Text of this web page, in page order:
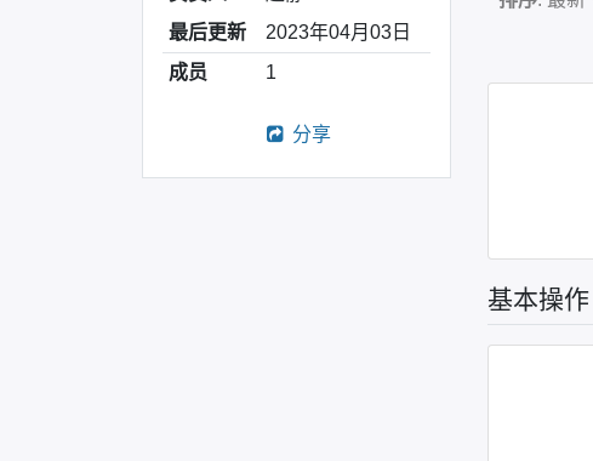
最后更新
2023年04月03日
成员
1
分享
基本操作